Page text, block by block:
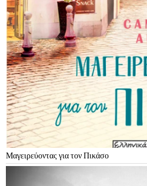
Μαγειρεύοντας για τον Πικάσο